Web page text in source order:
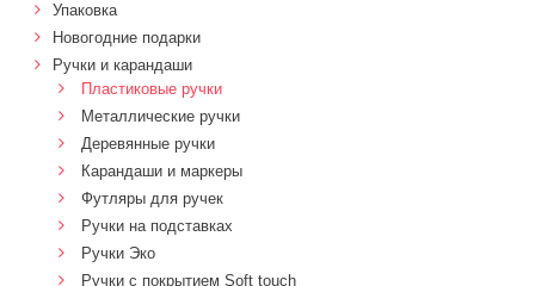
Упаковка
Новогодние подарки
Ручки и карандаши
Пластиковые ручки
Металлические ручки
Деревянные ручки
Карандаши и маркеры
Футляры для ручек
Ручки на подставках
Ручки Эко
Ручки с покрытием Soft touch